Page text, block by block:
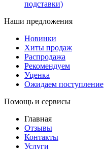
подставки)
Наши предложения
Новинки
Хиты продаж
Распродажа
Рекомендуем
Уценка
Ожидаем поступление
Помощь и сервисы
Главная
Отзывы
Контакты
Услуги